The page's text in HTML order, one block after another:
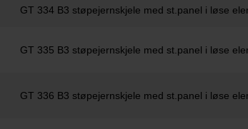
GT 334 B3 støpejernskjele med st.panel i løse
GT 335 B3 støpejernskjele med st.panel i løse
GT 336 B3 støpejernskjele med st.panel i løse